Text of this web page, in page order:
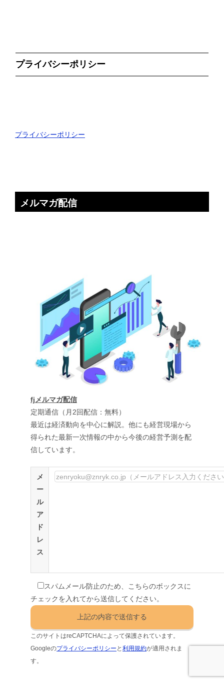
プライバシーポリシー
プライバシーポリシー
メルマガ配信
fjメルマガ配信
定期通信（月2回配信：無料）
最近は経済動向を中心に解説。他にも経営現場から
得られた最新一次情報の中から今後の経営予測を配
信しています。
メ
ー
ル
ア
ド
レ
ス
スパムメール防止のため、こちらのボックスに
チェックを入れてから送信してください。
このサイトはreCAPTCHAによって保護されています。
Googleのプライバシーポリシー と利用規約が適用されま
す。